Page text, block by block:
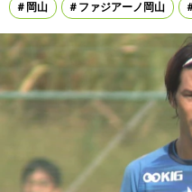
岡山
ファジアーノ岡山